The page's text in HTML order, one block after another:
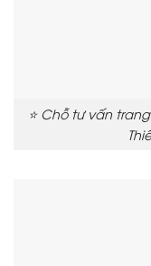
⭐ Chỗ tư vấn